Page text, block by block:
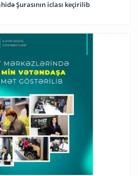
Şurasının iclası keçirilib